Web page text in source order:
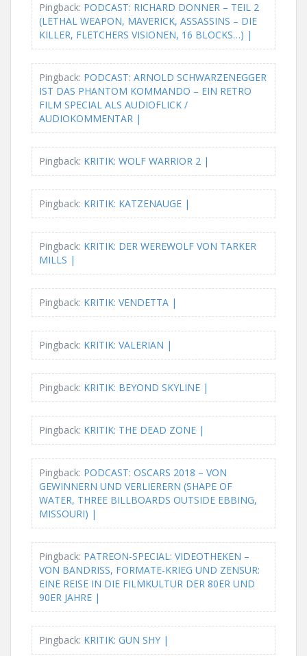
Pingback: PODCAST: RICHARD DONNER – TEIL 2
(LETHAL WEAPON, MAVERICK, ASSASSINS – DIE
KILLER, FLETCHERS VISIONEN, 16 BLOCKS…) |
Pingback: PODCAST: ARNOLD SCHWARZENEGGER
IST DAS PHANTOM KOMMANDO – EIN RETRO
FILM SPECIAL ALS AUDIOFLICK /
AUDIOKOMMENTAR |
Pingback: KRITIK: WOLF WARRIOR 2 |
Pingback: KRITIK: KATZENAUGE |
Pingback: KRITIK: DER WEREWOLF VON TARKER
MILLS |
Pingback: KRITIK: VENDETTA |
Pingback: KRITIK: VALERIAN |
Pingback: KRITIK: BEYOND SKYLINE |
Pingback: KRITIK: THE DEAD ZONE |
Pingback: PODCAST: OSCARS 2018 – VON
GEWINNERN UND VERLIERERN (SHAPE OF
WATER, THREE BILLBOARDS OUTSIDE EBBING,
MISSOURI) |
Pingback: PATREON-SPECIAL: VIDEOTHEKEN –
VON BANDRISS, FORMATE-KRIEG UND ZENSUR:
EINE REISE IN DIE FILMKULTUR DER 80ER UND
90ER JAHRE |
Pingback: KRITIK: GUN SHY |